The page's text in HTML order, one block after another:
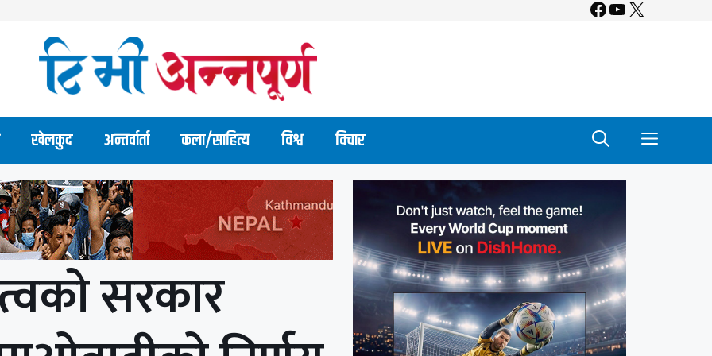
Facebook
YouTube
X
खेलकुद अन्तर्वार्ता कला/साहित्य विश्व विचार
सरकार